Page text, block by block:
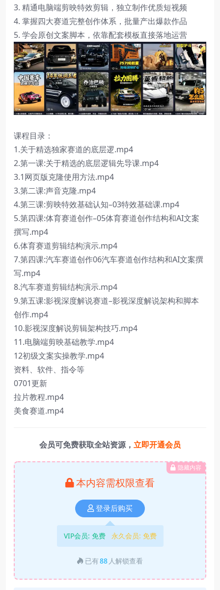
3. 精通电脑端剪映特效剪辑，独立制作优质短视频
4. 掌握四大赛道完整创作体系，批量产出爆款作品
5. 学会原创文案脚本，依靠配套模板直接落地运营
课程目录：
1.关于精选独家赛道的底层逻.mp4
2.第一课:关于精选的底层逻辑先导课.mp4
3.1网页版克隆使用方法.mp4
3.第二课:声音克隆.mp4
4.第三课:剪映特效基础认知–03特效基础课.mp4
5.第四课:体育赛道创作–05体育赛道创作结构和AI文案
撰写.mp4
6.体育赛道剪辑结构演示.mp4
7.第四课:汽车赛道创作06汽车赛道创作结构和AI文案撰
写.mp4
8.汽车赛道剪辑结构演示.mp4
9.第五课:影视深度解说赛道–影视深度解说架构和脚本
创作.mp4
10.影视深度解说剪辑架构技巧.mp4
11.电脑端剪映基础教学.mp4
12初级文案实操教学.mp4
资料、软件、指令等
0701更新
拉片教程.mp4
美食赛道.mp4
会员可免费获取全站资源， 立即开通会员
隐藏内容
本内容需权限查看
登录后购买
VIP会员: 免费 永久会员: 免费
已有88 人解锁查看